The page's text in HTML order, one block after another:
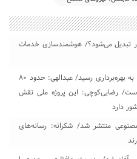
می‌شود؟/ هوشمندسازی خدمات
مسیر جدید بزرگراه جهرم-لار-بندرعباس به بهره‌برداری رسید/ عبدالهی: حدود ۸۰
رضایی‌کوچی: این پروژه ملی نقش
دارد
منتشر شد/ شکرانه: رسانه‌های